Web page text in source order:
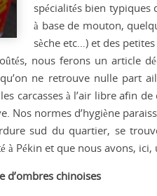
spécialités bien typiques
à base de mouton,
sèche etc…) et des
nous ferons un article
ne retrouve nulle part
carcasses à l’air libre afin
Nos normes d’hygiène
sud du quartier, se
Pékin et que nous avons,
d’ombres chinoises